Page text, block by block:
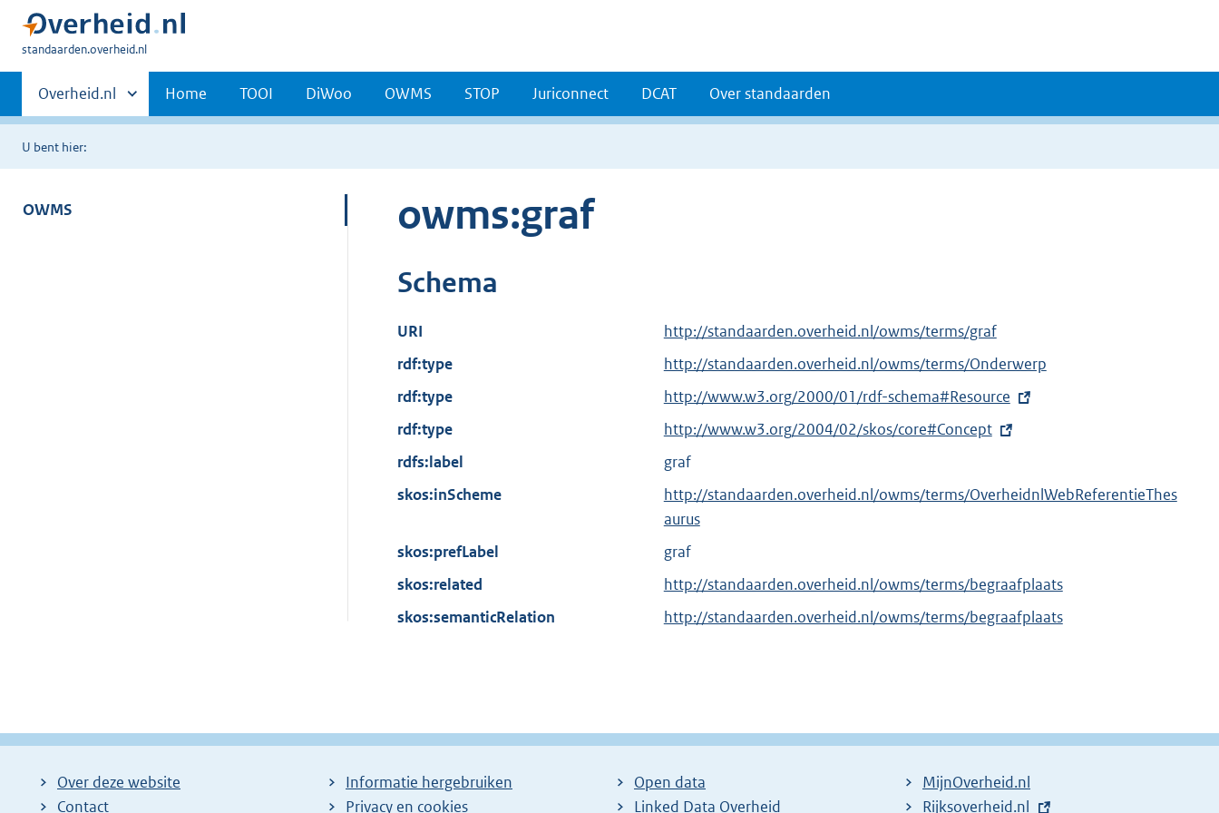
U
hier:
standaarden.overheid.nl
Primaire
navigatie
Andere
sites
binnen
Overheid.nl Home TOOI DiWoo OWMS STOP Juriconnect DCAT Over standaarden
U bent hier:
OWMS owms:graf
Schema
URI
http://standaarden.overheid.nl/owms/terms/graf
rdf:type
http://standaarden.overheid.nl/owms/terms/Onderwerp
rdf:type
E
x
e
r
n
i
n
http://www.w3.org/2000/01/rdf-schema#Resource
rdf:type
E
e
r
n
e
i
http://www.w3.org/2004/02/skos/core#Concept
rdfs:label
graf
skos:inScheme
http://standaarden.overheid.nl/owms/terms/OverheidnlWebReferentieThes
aurus
skos:prefLabel
graf
skos:related
http://standaarden.overheid.nl/owms/terms/begraafplaats
skos:semanticRelation
http://standaarden.overheid.nl/owms/terms/begraafplaats
Over deze website
Contact
Informatie hergebruiken
Privacy en cookies
Open data
Linked Data Overheid
MijnOverheid.nl
E
Rijksoverheid.nl